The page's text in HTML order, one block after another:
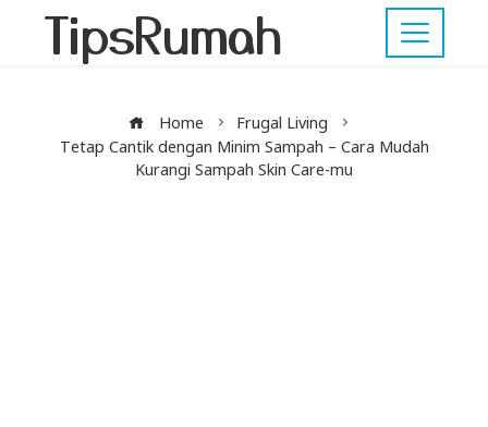
TipsRumah
Home
Frugal Living
Tetap Cantik dengan Minim Sampah – Cara Mudah
Kurangi Sampah Skin Care-mu